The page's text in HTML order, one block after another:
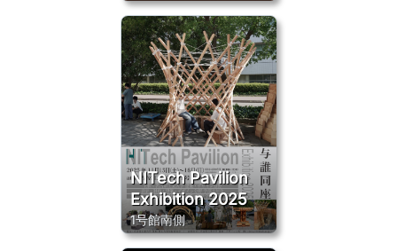
NITech Pavilion
Exhibition 2025
1号館南側